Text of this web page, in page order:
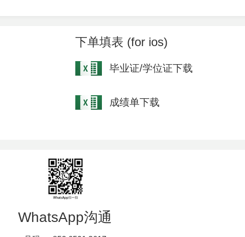
下单填表 (for ios)
毕业证/学位证下载
成绩单下载
WhatsApp沟通